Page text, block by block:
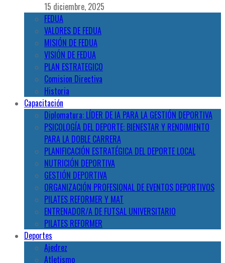
15 diciembre, 2025
FEDUA
VALORES DE FEDUA
MISIÓN DE FEDUA
VISIÓN DE FEDUA
PLAN ESTRATEGICO
Comision Directiva
Historia
Capacitación
Diplomatura: LÍDER DE IA PARA LA GESTIÓN DEPORTIVA
PSICOLOGÍA DEL DEPORTE: BIENESTAR Y RENDIMIENTO
PARA LA DOBLE CARRERA
PLANIFICACIÓN ESTRATÉGICA DEL DEPORTE LOCAL
NUTRICIÓN DEPORTIVA
GESTIÓN DEPORTIVA
ORGANIZACIÓN PROFESIONAL DE EVENTOS DEPORTIVOS
PILATES REFORMER Y MAT
ENTRENADOR/A DE FUTSAL UNIVERSITARIO
PILATES REFORMER
Deportes
Ajedrez
Atletismo